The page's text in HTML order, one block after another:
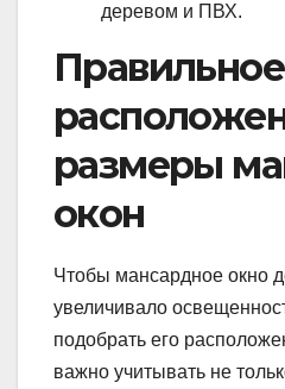
деревом и ПВХ.
Правильное
размеры
окон
Чтобы мансардное окно
увеличивало
подобрать его
важно учитывать не